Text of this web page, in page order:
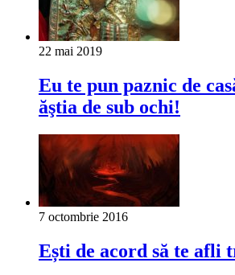
22 mai 2019
Eu te pun paznic de
ăştia de sub ochi!
7 octombrie 2016
Ești de acord să te afli